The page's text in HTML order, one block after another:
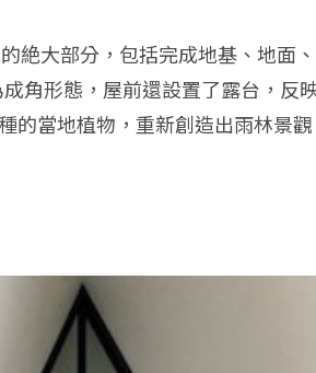
絶大部分，包括完成地基、地面
角形態，屋前還設置了露台，反
當地植物，重新創造出雨林景